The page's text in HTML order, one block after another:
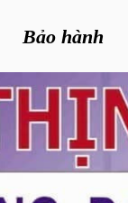
Bảo hành